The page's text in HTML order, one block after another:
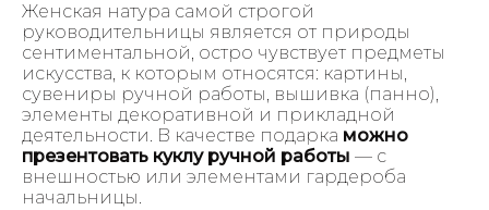
Женская натура самой строгой
руководительницы является от природы
сентиментальной, остро чувствует предметы
искусства, к которым относятся: картины,
сувениры ручной работы, вышивка (панно),
элементы декоративной и прикладной
деятельности. В качестве подарка можно
презентовать куклу ручной работы — с
внешностью или элементами гардероба
начальницы.